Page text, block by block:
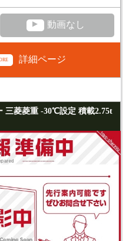
▲ 動画なし
詳細ページ
三菱菱重 -30℃設定 積載2.75t